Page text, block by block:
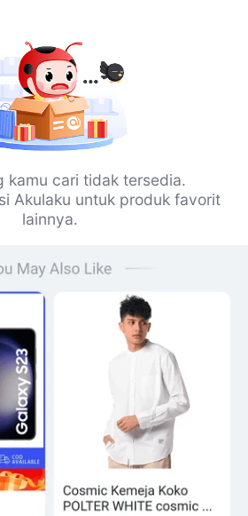
kamu cari tidak tersedia.
Akulaku untuk produk favorit
lainnya.